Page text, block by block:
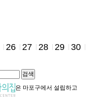
26 27 28 29 30
검색
은 마포구에서 설립하고